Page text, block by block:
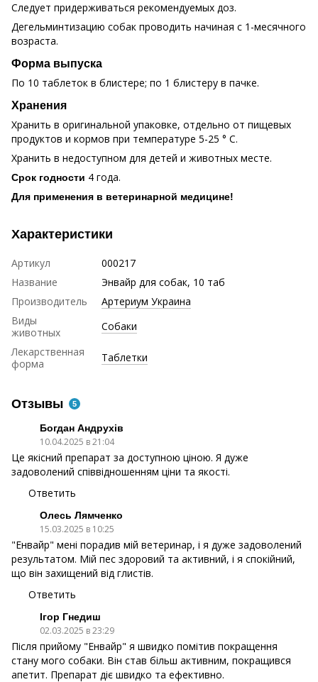
Следует придерживаться рекомендуемых доз.
Дегельминтизацию собак проводить начиная с 1-месячного
возраста.
Форма выпуска
По 10 таблеток в блистере; по 1 блистеру в пачке.
Хранения
Хранить в оригинальной упаковке, отдельно от пищевых
продуктов и кормов при температуре 5-25 ° С.
Хранить в недоступном для детей и животных месте.
Срок годности 4 года.
Для применения в ветеринарной медицине!
Характеристики
Артикул
000217
Название
Энвайр для собак, 10 таб
Производитель
Артериум Украина
Виды
животных
Собаки
Лекарственная
форма
Таблетки
Отзывы 5
Богдан Андрухів
10.04.2025 в 21:04
Це якісний препарат за доступною ціною. Я дуже
задоволений співвідношенням ціни та якості.
Ответить
Олесь Лямченко
15.03.2025 в 10:25
"Енвайр" мені порадив мій ветеринар, і я дуже задоволений
результатом. Мій пес здоровий та активний, і я спокійний,
що він захищений від глистів.
Ответить
Ігор Гнедиш
02.03.2025 в 23:29
Після прийому "Енвайр" я швидко помітив покращення
стану мого собаки. Він став більш активним, покращився
апетит. Препарат діє швидко та ефективно.